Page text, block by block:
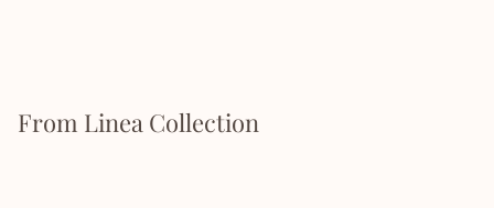
From Linea Collection